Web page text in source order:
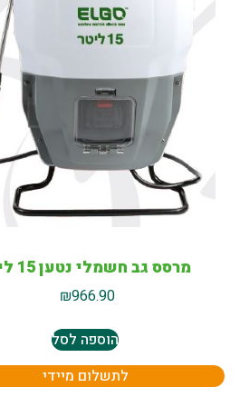
מרסס גב חשמלי נטען 15 ליטר
₪966.90
הוספה לסל
לתשלום מיידי